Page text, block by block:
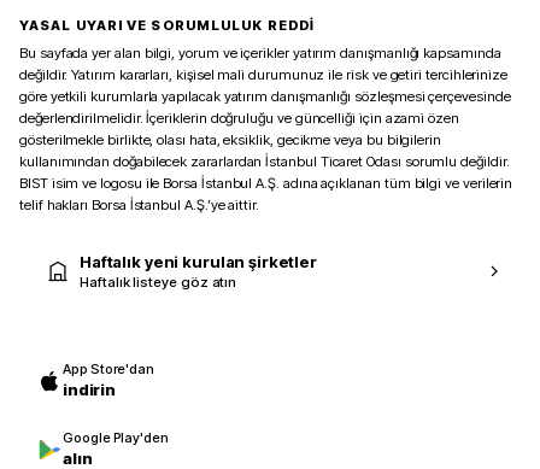
YASAL UYARI VE SORUMLULUK REDDİ
Bu sayfada yer alan bilgi, yorum ve içerikler yatırım danışmanlığı kapsamında
değildir. Yatırım kararları, kişisel mali durumunuz ile risk ve getiri tercihlerinize
göre yetkili kurumlarla yapılacak yatırım danışmanlığı sözleşmesi çerçevesinde
değerlendirilmelidir. İçeriklerin doğruluğu ve güncelliği için azami özen
gösterilmekle birlikte, olası hata, eksiklik, gecikme veya bu bilgilerin
kullanımından doğabilecek zararlardan İstanbul Ticaret Odası sorumlu değildir.
BIST isim ve logosu ile Borsa İstanbul A.Ş. adına açıklanan tüm bilgi ve verilerin
telif hakları Borsa İstanbul A.Ş.’ye aittir.
Haftalık yeni kurulan şirketler
Haftalık listeye göz atın
App Store'dan
indirin
Google Play'den
alın